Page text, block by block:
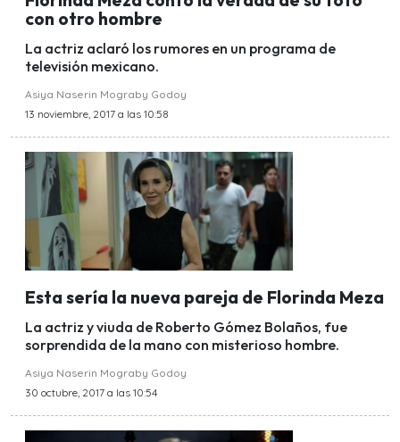
con otro hombre
La actriz aclaró los rumores en un programa de
televisión mexicano.
Asiya Naserin Mograby Godoy
13 noviembre, 2017 a las 10:58
Esta sería la nueva pareja de Florinda Meza
La actriz y viuda de Roberto Gómez Bolaños, fue
sorprendida de la mano con misterioso hombre.
Asiya Naserin Mograby Godoy
30 octubre, 2017 a las 10:54